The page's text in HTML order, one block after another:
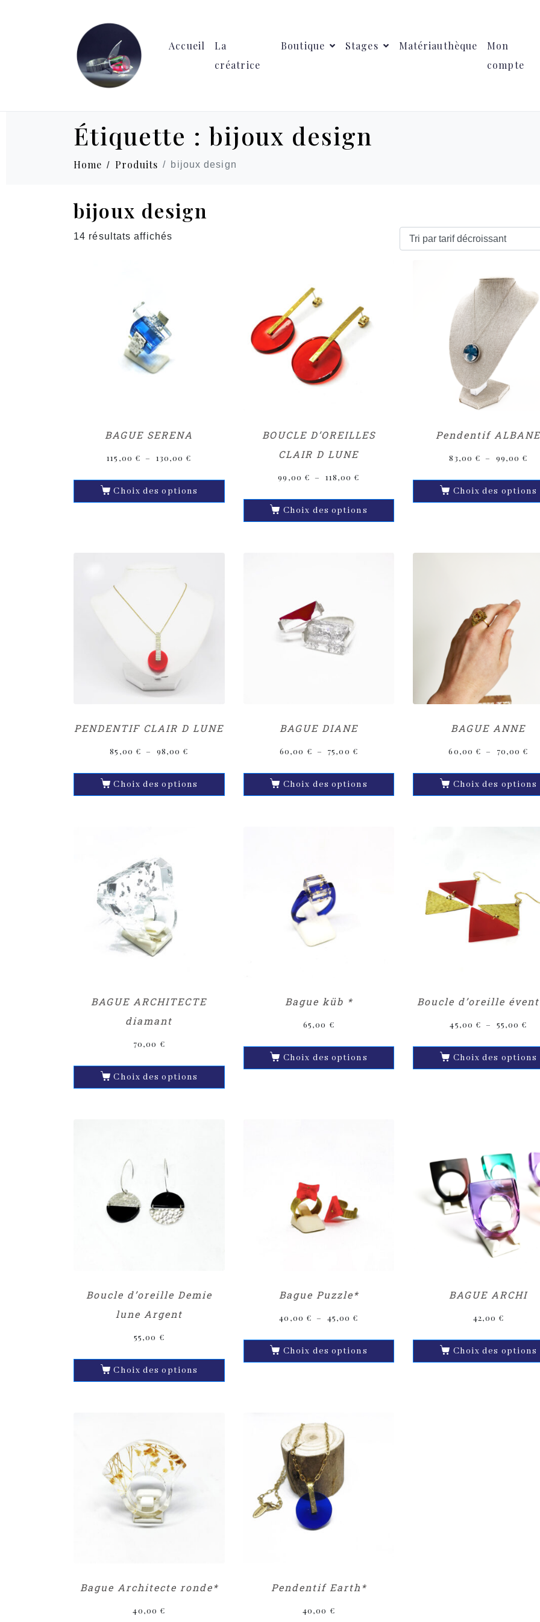
Accueil
La
créatrice
Boutique Stages Matériauthèque
Mon
compte
Étiquette : bijoux design
Home Produits bijoux design
bijoux design
14 résultats affichés
BAGUE SERENA
115,00 € – 130,00 €
Choix des options
BOUCLE D’OREILLES
CLAIR D LUNE
99,00 € – 118,00 €
Choix des options
Pendentif
83,00 € – 99,00 €
Choix des options
PENDENTIF CLAIR D LUNE
85,00 € – 98,00 €
Choix des options
BAGUE DIANE
60,00 € – 75,00 €
Choix des options
BAGUE ANNE
60,00 € – 70,00 €
Choix des options
BAGUE ARCHITECTE
diamant
70,00 €
Choix des options
Bague küb *
65,00 €
Choix des options
Boucle d’oreille
45,00 € – 55,00 €
Choix des options
Boucle d’oreille Demie
lune Argent
55,00 €
Choix des options
Bague Puzzle*
40,00 € – 45,00 €
Choix des options
BAGUE ARCHI
42,00 €
Choix des options
Bague Architecte ronde*
40,00 €
Pendentif Earth*
40,00 €